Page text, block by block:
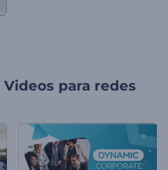
Videos para redes